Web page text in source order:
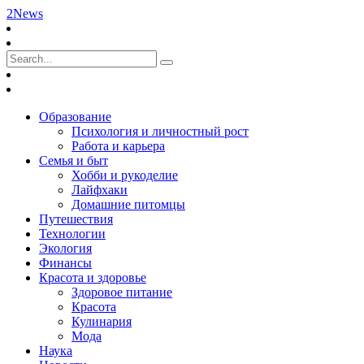
2News
Образование
Психология и личностный рост
Работа и карьера
Семья и быт
Хобби и рукоделие
Лайфхаки
Домашние питомцы
Путешествия
Технологии
Экология
Финансы
Красота и здоровье
Здоровое питание
Красота
Кулинария
Мода
Наука